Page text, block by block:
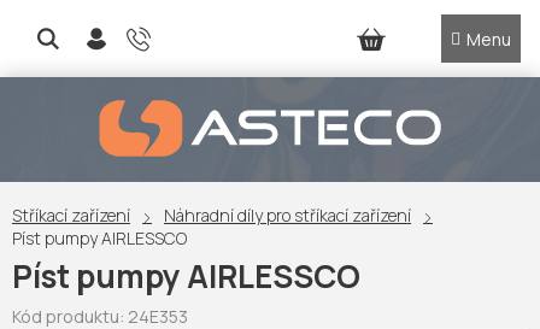
NÁKUPNÍ
KOŠÍK
Píst pumpy AIRLESSCO
Kód produktu: 24E353
Stříkací zařízení
Náhradní díly pro stříkací zařízení
Píst pumpy AIRLESSCO